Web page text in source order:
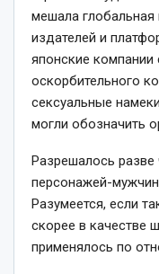
мешала глобальная
издателей и
японские компании
оскорбительного
сексуальные
могли обозначить
Разрешалось разве
персонажей-
Разумеется, если
скорее в качестве
применялось по